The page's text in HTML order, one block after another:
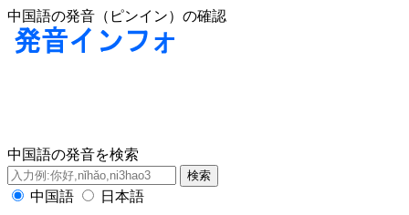
中国語の発音（ピンイン）の確認
中国語の発音を検索
中国語 日本語